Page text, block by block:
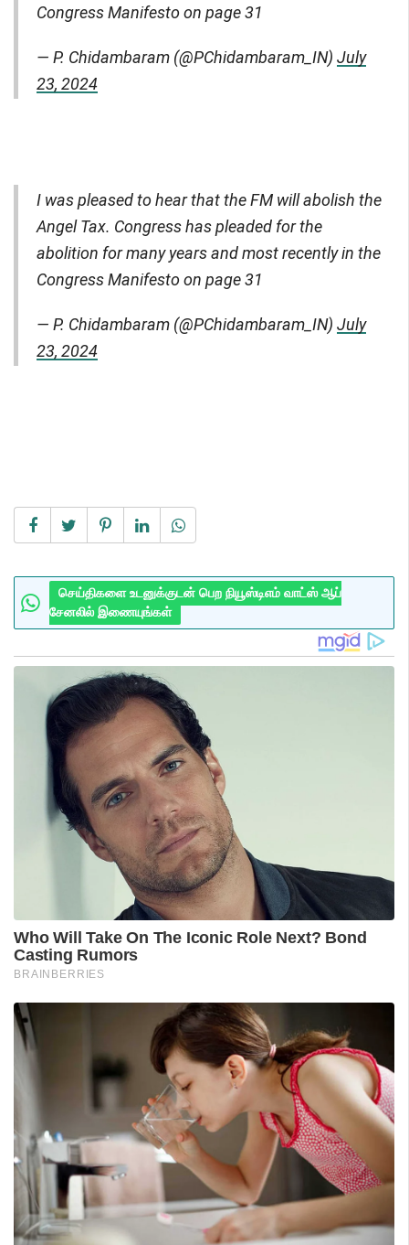
Congress Manifesto on page 31
— P. Chidambaram (@PChidambaram_IN) July
23, 2024
I was pleased to hear that the FM will abolish the
Angel Tax. Congress has pleaded for the
abolition for many years and most recently in the
Congress Manifesto on page 31
— P. Chidambaram (@PChidambaram_IN) July
23, 2024
செய்திகளை உடனுக்குடன் பெற நியூஸ்டிஎம் வாட்ஸ் ஆப்
சேனலில் இணையுங்கள்